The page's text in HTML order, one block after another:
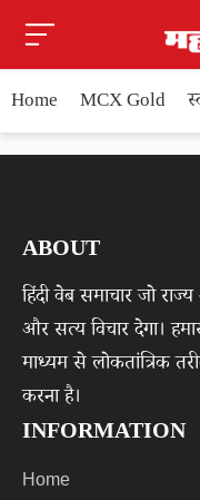
Home MCX Gold
ABOUT
हिंदी वेब समाचार जो
और सत्य विचार देगा।
माध्यम से लोकतांत्रिक
करना है।
INFORMATION
Home